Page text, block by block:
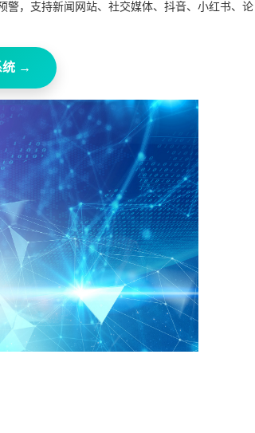
警，支持新闻网站、社交媒体、抖音、小红书、论
统 →